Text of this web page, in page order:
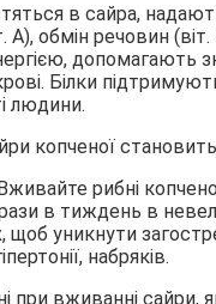
в сайра,
А), обмін речовин
допомагають
Білки
людини.
копченої
рибні
в тиждень в
щоб уникнути
набряків.
при вживанні сайри,